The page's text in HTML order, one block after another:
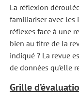
La réflexion
familiariser avec les
réflexes face à une
bien au titre de la
indiqué ? La revue
de données qu’elle
Grille